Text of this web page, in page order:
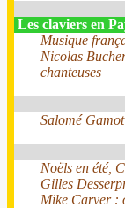
Les claviers en
Musique
Nicolas
chanteuses
Salomé
Noëls en été,
Gilles
Mike Carver :